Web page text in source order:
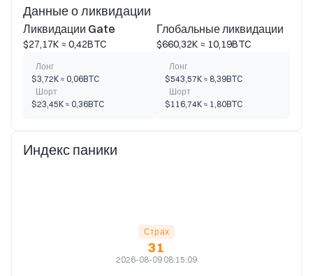
Данные о ликвидации
Ликвидации Gate
$27,17K ≈ 0,42BTC
Лонг
$3,72K ≈ 0,06BTC
Шорт
$23,45K ≈ 0,36BTC
Глобальные ликвидации
$660,32K ≈ 10,19BTC
Лонг
$543,57K ≈ 8,39BTC
Шорт
$116,74K ≈ 1,80BTC
Индекс паники
Страх
31
2026-08-09 08:15:09